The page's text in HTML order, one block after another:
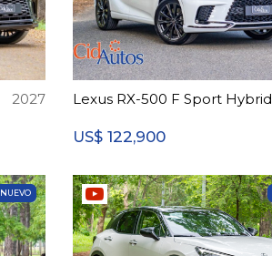
2027 Lexus RX-500 F Sport Hybrid
US$ 122,900
NUEVO